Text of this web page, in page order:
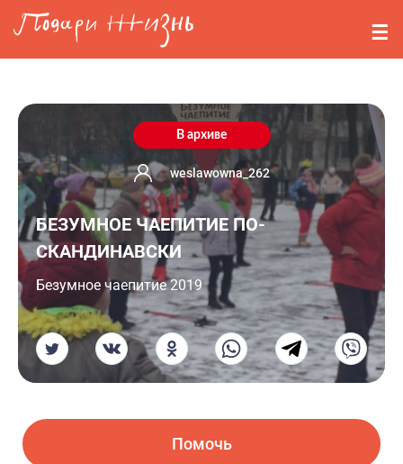
Перейти к основному содержанию
События
О нас
Вопросы
Войти
Регистрация
В архиве
weslawowna_262
БЕЗУМНОЕ ЧАЕПИТИЕ ПО-
СКАНДИНАВСКИ
Безумное чаепитие 2019
Помочь